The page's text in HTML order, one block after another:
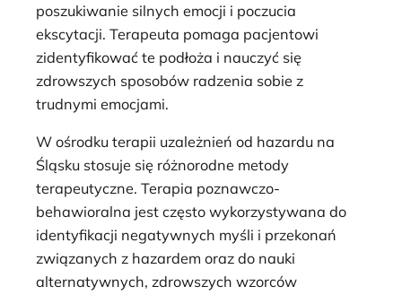
poszukiwanie silnych emocji i poczucia
ekscytacji. Terapeuta pomaga pacjentowi
zidentyfikować te podłoża i nauczyć się
zdrowszych sposobów radzenia sobie z
trudnymi emocjami.
W ośrodku terapii uzależnień od hazardu na
Śląsku stosuje się różnorodne metody
terapeutyczne. Terapia poznawczo-
behawioralna jest często wykorzystywana do
identyfikacji negatywnych myśli i przekonań
związanych z hazardem oraz do nauki
alternatywnych, zdrowszych wzorców